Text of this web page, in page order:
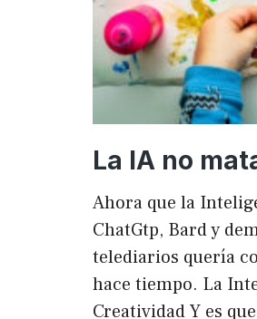
La IA no
Ahora que la
ChatGtp, Bard y
telediarios quería
hace tiempo. La
Creatividad Y es